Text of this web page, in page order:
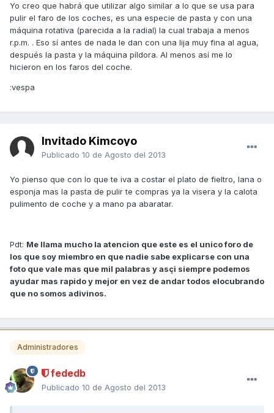
Yo creo que habrá que utilizar algo similar a lo que se usa para
pulir el faro de los coches, es una especie de pasta y con una
máquina rotativa (parecida a la radial) la cual trabaja a menos
r.p.m. . Eso sí antes de nada le dan con una lija muy fina al agua,
después la pasta y la máquina píldora. Al menos así me lo
hicieron en los faros del coche.
:vespa
Invitado Kimcoyo
Publicado 10 de Agosto del 2013
Yo pienso que con lo que te iva a costar el plato de fieltro, lana o
esponja mas la pasta de pulir te compras ya la visera y la calota
pulimento de coche y a mano pa abaratar.
Pdt: Me llama mucho la atencion que este es el unico foro de
los que soy miembro en que nadie sabe explicarse con una
foto que vale mas que mil palabras y asçi siempre podemos
ayudar mas rapido y mejor en vez de andar todos elocubrando
que no somos adivinos.
Administradores
fededb
Publicado 10 de Agosto del 2013